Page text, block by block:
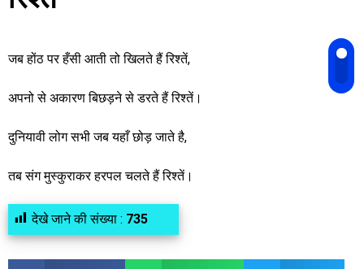
जब होंठ पर हँसी आती तो खिलते हैं रिश्तें,
अपनो से अकारण बिछड़ने से डरते हैं रिश्तें।
दुनियावी लोग सभी जब यहाँ छोड़ जाते है,
तब संग मुस्कुराकर हरपल चलते हैं रिश्तें।
देखे जाने की संख्या : 735